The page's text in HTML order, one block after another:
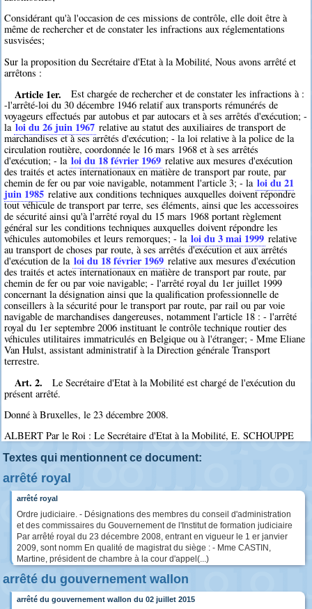
Considérant qu'à l'occasion de ces missions de contrôle, elle doit être à
même de rechercher et de constater les infractions aux réglementations
susvisées;
Sur la proposition du Secrétaire d'Etat à la Mobilité, Nous avons arrêté et
arrêtons :
Article 1er.
Est chargée de rechercher et de constater les infractions à :
-l'arrêté-loi du 30 décembre 1946 relatif aux transports rémunérés de
voyageurs effectués par autobus et par autocars et à ses arrêtés d'exécution; -
la loi du 26 juin 1967 relative au statut des auxiliaires de transport de
marchandises et à ses arrêtés d'exécution; - la loi relative à la police de la
circulation routière, coordonnée le 16 mars 1968 et à ses arrêtés
d'exécution; - la loi du 18 février 1969 relative aux mesures d'exécution
des traités et actes internationaux en matière de transport par route, par
chemin de fer ou par voie navigable, notamment l'article 3; - la loi du 21
juin 1985 relative aux conditions techniques auxquelles doivent répondre
tout véhicule de transport par terre, ses éléments, ainsi que les accessoires
de sécurité ainsi qu'à l'arrêté royal du 15 mars 1968 portant règlement
général sur les conditions techniques auxquelles doivent répondre les
véhicules automobiles et leurs remorques; - la loi du 3 mai 1999 relative
au transport de choses par route, à ses arrêtés d'exécution et aux arrêtés
d'exécution de la loi du 18 février 1969 relative aux mesures d'exécution
des traités et actes internationaux en matière de transport par route, par
chemin de fer ou par voie navigable; - l'arrêté royal du 1er juillet 1999
concernant la désignation ainsi que la qualification professionnelle de
conseillers à la sécurité pour le transport par route, par rail ou par voie
navigable de marchandises dangereuses, notamment l'article 18 : - l'arrêté
royal du 1er septembre 2006 instituant le contrôle technique routier des
véhicules utilitaires immatriculés en Belgique ou à l'étranger; - Mme Eliane
Van Hulst, assistant administratif à la Direction générale Transport
terrestre.
Art. 2.
Le Secrétaire d'Etat à la Mobilité est chargé de l'exécution du
présent arrêté.
Donné à Bruxelles, le 23 décembre 2008.
ALBERT Par le Roi : Le Secrétaire d'Etat à la Mobilité, E. SCHOUPPE
Textes qui mentionnent ce document:
arrêté royal
arrêté royal
Ordre judiciaire. - Désignations des membres du conseil d'administration
et des commissaires du Gouvernement de l'Institut de formation judiciaire
Par arrêté royal du 23 décembre 2008, entrant en vigueur le 1 er janvier
2009, sont nomm En qualité de magistrat du siège : - Mme CASTIN,
Martine, président de chambre à la cour d'appel(...)
arrêté du gouvernement wallon
arrêté du gouvernement wallon du 02 juillet 2015